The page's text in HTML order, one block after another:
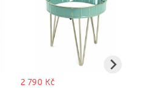
2 790 Kč